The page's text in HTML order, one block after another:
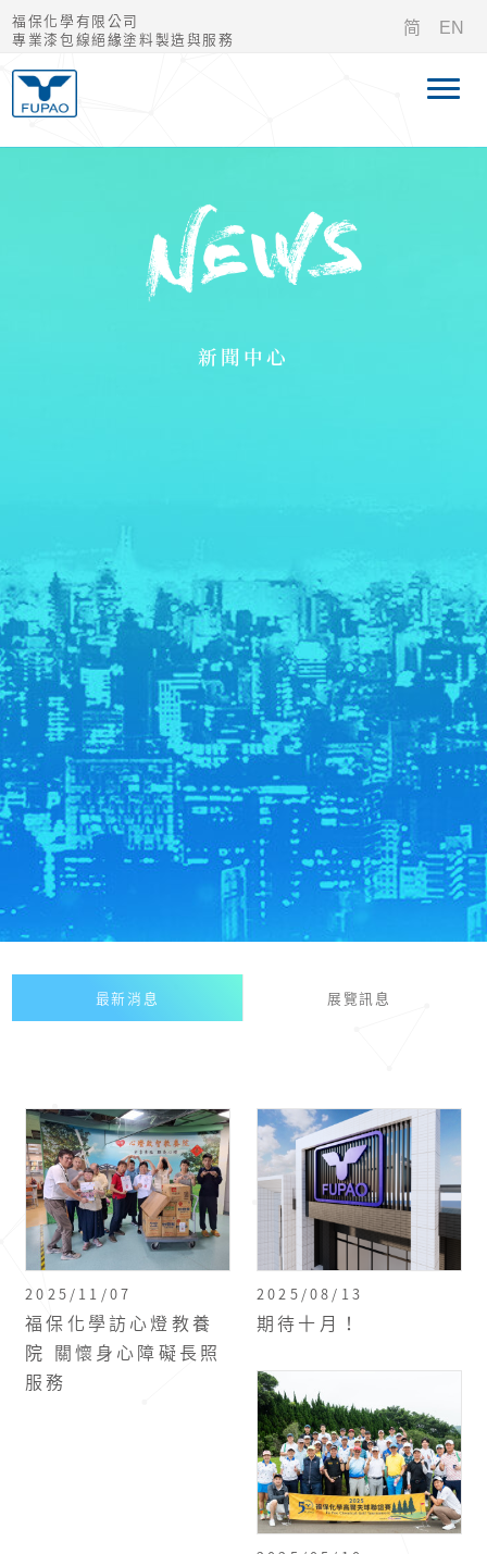
福保化學有限公司
專業漆包線絕緣塗料製造與服務
简 EN
新聞中心
最新消息 展覽訊息
2025/11/07
福保化學訪心燈教養
院 關懷身心障礙長照
服務
2025/08/13
期待十月！